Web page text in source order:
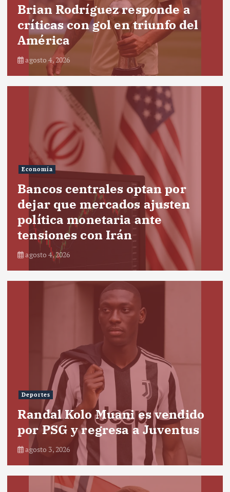
Brian Rodríguez responde a
críticas con gol en triunfo del
América
agosto 4, 2026
Economía
Bancos centrales optan por
dejar que mercados ajusten
política monetaria ante
tensiones con Irán
agosto 4, 2026
Deportes
Randal Kolo Muani es vendido
por PSG y regresa a Juventus
agosto 3, 2026